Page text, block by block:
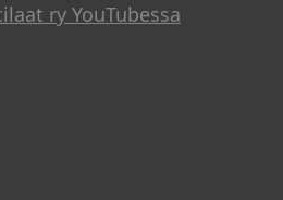
ry YouTubessa